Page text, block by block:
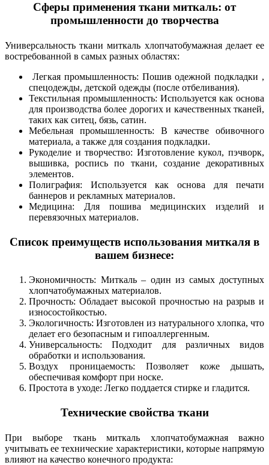
Сферы применения ткани миткаль: от
промышленности до творчества
Универсальность ткани миткаль хлопчатобумажная делает ее
востребованной в самых разных областях:
Легкая промышленность: Пошив одежной подкладки ,
спецодежды, детской одежды (после отбеливания).
Текстильная промышленность: Используется как основа
для производства более дорогих и качественных тканей,
таких как ситец, бязь, сатин.
Мебельная промышленность: В качестве обивочного
материала, а также для создания подкладки.
Рукоделие и творчество: Изготовление кукол, пэчворк,
вышивка, роспись по ткани, создание декоративных
элементов.
Полиграфия: Используется как основа для печати
баннеров и рекламных материалов.
Медицина: Для пошива медицинских изделий и
перевязочных материалов.
Список преимуществ использования миткаля в
вашем бизнесе:
Экономичность: Миткаль – один из самых доступных
хлопчатобумажных материалов.
Прочность: Обладает высокой прочностью на разрыв и
износостойкостью.
Экологичность: Изготовлен из натурального хлопка, что
делает его безопасным и гипоаллергенным.
Универсальность: Подходит для различных видов
обработки и использования.
Воздух проницаемость: Позволяет коже дышать,
обеспечивая комфорт при носке.
Простота в уходе: Легко поддается стирке и гладится.
Технические свойства ткани
При выборе ткань миткаль хлопчатобумажная важно
учитывать ее технические характеристики, которые напрямую
влияют на качество конечного продукта: